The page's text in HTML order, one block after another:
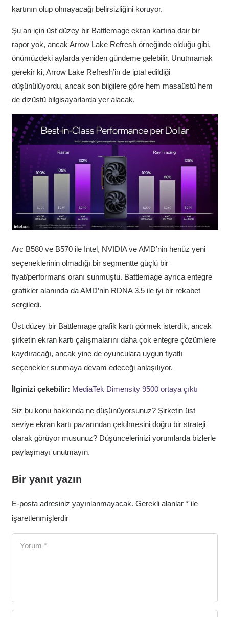
kartının olup olmayacağı belirsizliğini koruyor.
Şu an için üst düzey bir Battlemage ekran kartına dair bir
rapor yok, ancak Arrow Lake Refresh örneğinde olduğu gibi,
önümüzdeki aylarda yeniden gündeme gelebilir. Unutmamak
gerekir ki, Arrow Lake Refresh’in de iptal edildiği
düşünülüyordu, ancak son bilgilere göre hem masaüstü hem
de dizüstü bilgisayarlarda yer alacak.
Arc B580 ve B570 ile Intel, NVIDIA ve AMD’nin henüz yeni
seçeneklerinin olmadığı bir segmentte güçlü bir
fiyat/performans oranı sunmuştu. Battlemage ayrıca entegre
grafikler alanında da AMD’nin RDNA 3.5 ile iyi bir rekabet
sergiledi.
Üst düzey bir Battlemage grafik kartı görmek isterdik, ancak
şirketin ekran kartı çalışmalarını daha çok entegre çözümlere
kaydıracağı, ancak yine de oyunculara uygun fiyatlı
seçenekler sunmaya devam edeceği anlaşılıyor.
İlginizi çekebilir: MediaTek Dimensity 9500 ortaya çıktı
Siz bu konu hakkında ne düşünüyorsunuz? Şirketin üst
seviye ekran kartı pazarından çekilmesini doğru bir strateji
olarak görüyor musunuz? Düşüncelerinizi yorumlarda bizlerle
paylaşmayı unutmayın.
Bir yanıt yazın
E-posta adresiniz yayınlanmayacak. Gerekli alanlar *ile
işaretlenmişlerdir